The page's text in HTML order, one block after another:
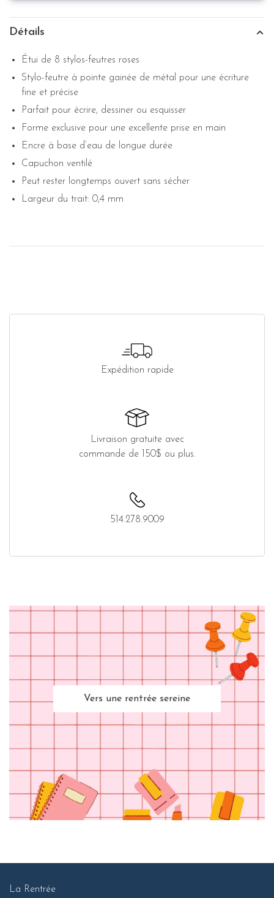
Détails
Étui de 8 stylos-feutres roses
Stylo-feutre à pointe gainée de métal pour une écriture
fine et précise
Parfait pour écrire, dessiner ou esquisser
Forme exclusive pour une excellente prise en main
Encre à base d’eau de longue durée
Capuchon ventilé
Peut rester longtemps ouvert sans sécher
Largeur du trait: 0,4 mm
Expédition rapide
Livraison gratuite avec
commande de 150$ ou plus.
514.278.9009
Vers une rentrée sereine
La Rentrée